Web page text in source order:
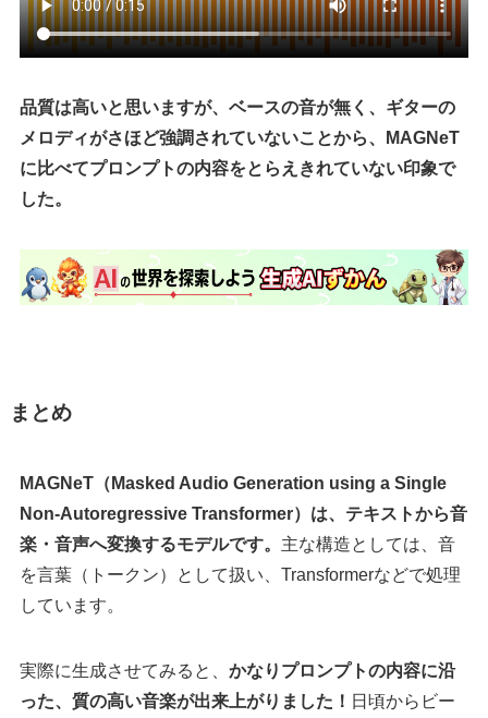
品質は高いと思いますが、ベースの音が無く、ギターの
メロディがさほど強調されていないことから、MAGNeT
に比べてプロンプトの内容をとらえきれていない印象で
した。
まとめ
MAGNeT（Masked Audio Generation using a Single
Non-Autoregressive Transformer）は、テキストから音
楽・音声へ変換するモデルです。 主な構造としては、音
を言葉（トークン）として扱い、Transformerなどで処理
しています。
実際に生成させてみると、 かなりプロンプトの内容に沿
った、質の高い音楽が出来上がりました！ 日頃からビー